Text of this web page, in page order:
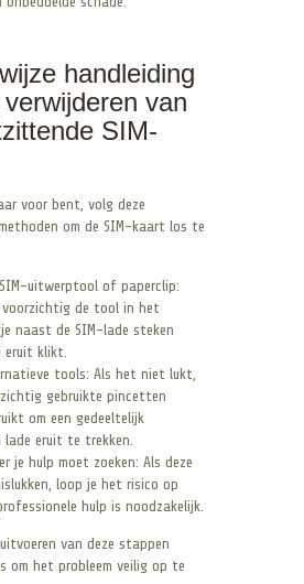
handleiding
van
SIM-
voor bent, volg deze
om de SIM-kaart los te
SIM-uitwerptool of paperclip:
voorzichtig de tool in het
naast de SIM-lade steken
eruit klikt.
tools: Als het niet lukt,
gebruikte pincetten
om een gedeeltelijk
lade eruit te trekken.
je hulp moet zoeken: Als deze
loop je het risico op
hulp is noodzakelijk.
van deze stappen
om het probleem veilig op te